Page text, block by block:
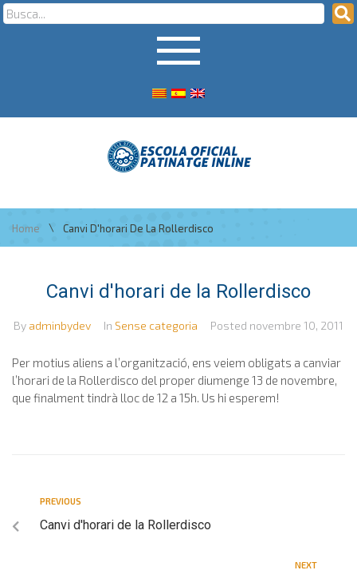
Home \ Canvi D'horari De La Rollerdisco
Canvi d'horari de la Rollerdisco
By adminbydev In Sense categoria Posted novembre 10, 2011
Per motius aliens a l’organització, ens veiem obligats a canviar
l’horari de la Rollerdisco del proper diumenge 13 de novembre,
que finalment tindrà lloc de 12 a 15h. Us hi esperem!
PREVIOUS
Canvi d'horari de la Rollerdisco
NEXT